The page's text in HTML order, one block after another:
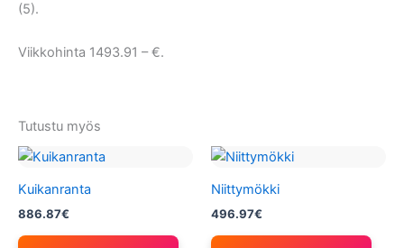
(5).
Viikkohinta 1493.91 – €.
Tutustu myös
Kuikanranta
886.87€
Niittymökki
496.97€